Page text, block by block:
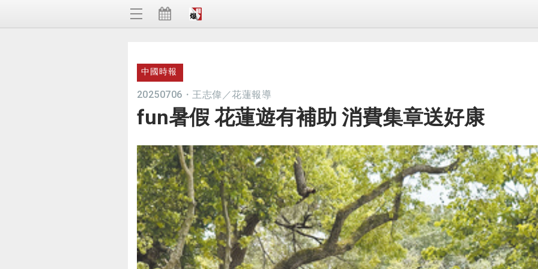
中國時報
20250706 ・ 王志偉／花蓮報導
fun暑假 花蓮遊有補助 消費集章送好康